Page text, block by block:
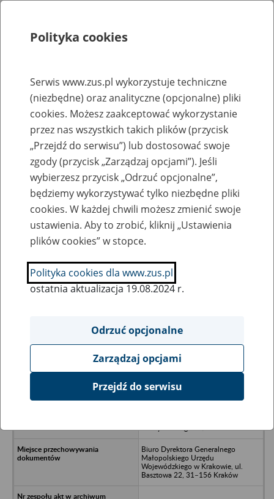
Rejestry, ewidencje i archiwa
Baza zlikwidowanych lub
przekształconych zakładów pracy
Nazwa zakładu pracy:
SZUKAJ
Ukryj wszystkie pozycje bazy
Biuro Planowania Przestrzennego
Biuro Dyrektora Generalnego
Małopolskiego Urzędu
Wojewódzkiego w Krakowie, ul.
Basztowa 22, 31–156 Kraków
Polityka cookies
Serwis www.zus.pl wykorzystuje techniczne
(niezbędne) oraz analityczne (opcjonalne) pliki
cookies. Możesz zaakceptować wykorzystanie
przez nas wszystkich takich plików (przycisk
„Przejdź do serwisu”) lub dostosować swoje
zgody (przycisk „Zarządzaj opcjami”). Jeśli
wybierzesz przycisk „Odrzuć opcjonalne”,
będziemy wykorzystywać tylko niezbędne pliki
cookies. W każdej chwili możesz zmienić swoje
ustawienia. Aby to zrobić, kliknij „Ustawienia
plików cookies” w stopce.
Polityka cookies dla www.zus.pl
ostatnia aktualizacja 19.08.2024 r.
Odrzuć opcjonalne
Zarządzaj opcjami
Przejdź do serwisu